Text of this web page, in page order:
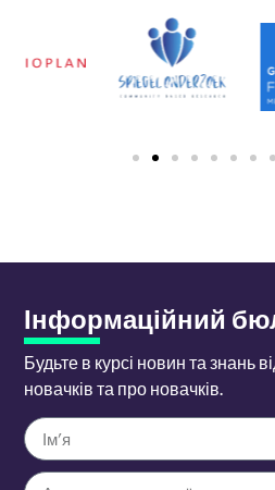
Інформаційний
Будьте в курсі новин та знань
новачків та про новачків.